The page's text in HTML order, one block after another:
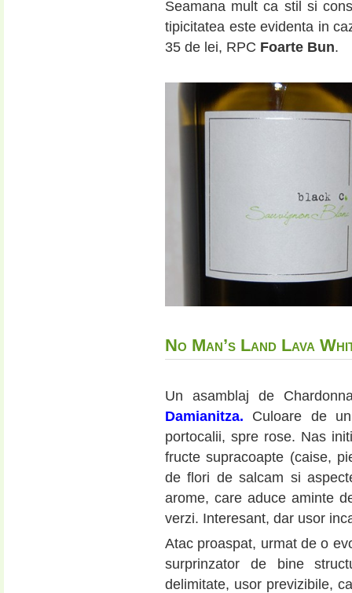
Seamana mult ca stil si
tipicitatea este evidenta in
35 de lei, RPC Foarte Bun.
No Man’s Land Lava
Un asamblaj de
Damianitza. Culoare de
portocalii, spre rose. Nas
fructe supracoapte (caise,
de flori de salcam si
arome, care aduce aminte
verzi. Interesant, dar usor
Atac proaspat, urmat de o
surprinzator de bine
delimitate, usor previzibile,